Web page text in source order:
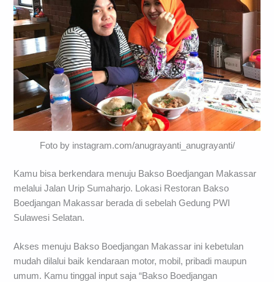
Foto by instagram.com/anugrayanti_anugrayanti/
Kamu bisa berkendara menuju Bakso Boedjangan Makassar
melalui Jalan Urip Sumaharjo. Lokasi Restoran Bakso
Boedjangan Makassar berada di sebelah Gedung PWI
Sulawesi Selatan.
Akses menuju Bakso Boedjangan Makassar ini kebetulan
mudah dilalui baik kendaraan motor, mobil, pribadi maupun
umum. Kamu tinggal input saja “Bakso Boedjangan